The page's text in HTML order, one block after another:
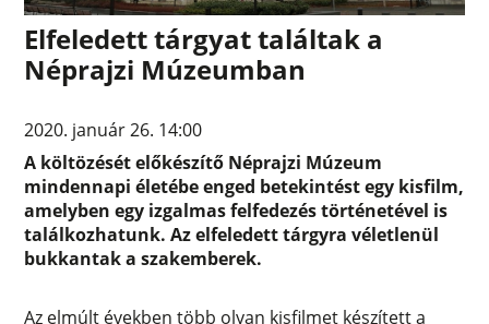
Elfeledett tárgyat találtak a
Néprajzi Múzeumban
2020. január 26. 14:00
A költözését előkészítő Néprajzi Múzeum
mindennapi életébe enged betekintést egy kisfilm,
amelyben egy izgalmas felfedezés történetével is
találkozhatunk. Az elfeledett tárgyra véletlenül
bukkantak a szakemberek.
Az elmúlt években több olyan kisfilmet készített a